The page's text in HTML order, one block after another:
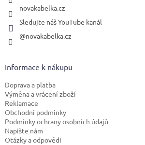
novakabelka.cz
Sledujte náš YouTube kanál
@novakabelka.cz
Informace k nákupu
Doprava a platba
Výměna a vrácení zboží
Reklamace
Obchodní podmínky
Podmínky ochrany osobních údajů
Napište nám
Otázky a odpovědi